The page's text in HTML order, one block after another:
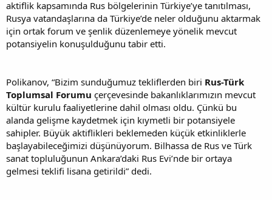
aktiflik kapsamında Rus bölgelerinin Türkiye’ye tanıtılması,
Rusya vatandaşlarına da Türkiye’de neler olduğunu aktarmak
için ortak forum ve şenlik düzenlemeye yönelik mevcut
potansiyelin konuşulduğunu tabir etti.
Polikanov, “Bizim sunduğumuz tekliflerden biri Rus-Türk
Toplumsal Forumu çerçevesinde bakanlıklarımızın mevcut
kültür kurulu faaliyetlerine dahil olması oldu. Çünkü bu
alanda gelişme kaydetmek için kıymetli bir potansiyele
sahipler. Büyük aktiflikleri beklemeden küçük etkinliklerle
başlayabileceğimizi düşünüyorum. Bilhassa de Rus ve Türk
sanat topluluğunun Ankara’daki Rus Evi’nde bir ortaya
gelmesi teklifi lisana getirildi” dedi.